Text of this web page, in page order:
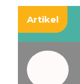
Artikel